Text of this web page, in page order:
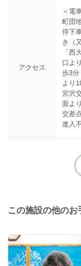
アクセス
＜電
町団
停下
き（
「
口よ
歩3
より
宮沢
面よ
交差
進入
この施設の他のお